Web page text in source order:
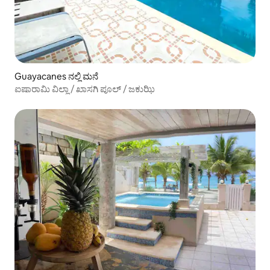
Guayacanes ನಲ್ಲಿ ಮನೆ
ಐಷಾರಾಮಿ ವಿಲ್ಲಾ / ಖಾಸಗಿ ಪೂಲ್ / ಜಕುಝಿ